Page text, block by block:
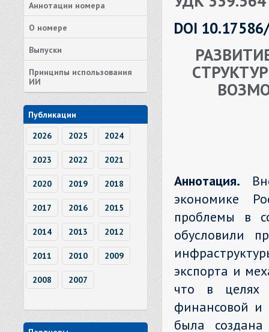
Аннотации номера
О номере
Выпуски
Принципы использования
ИИ
Публикации
2026
2025 2024
2023 2022 2021
2020 2019 2018
2017 2016 2015
2014 2013 2012
2011 2010 2009
2008 2007
DOI
Аннотация.
экономике
проблемы в
обусловили
экспорта и
что в целях
финансовой и
была создана